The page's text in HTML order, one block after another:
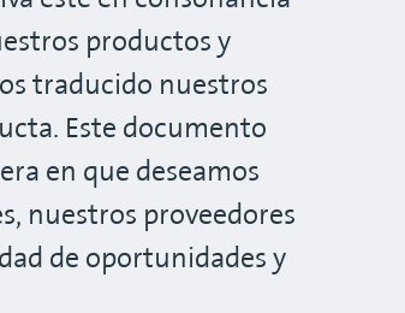
productos y
traducido nuestros
Este documento
en que deseamos
nuestros proveedores
de oportunidades y